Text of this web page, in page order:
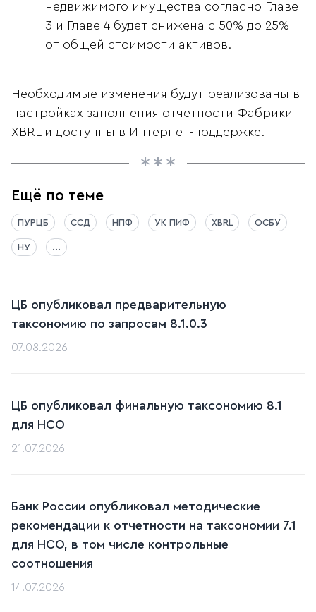
недвижимого имущества согласно Главе
3 и Главе 4 будет снижена с 50% до 25%
от общей стоимости активов.
Необходимые изменения будут реализованы в
настройках заполнения отчетности Фабрики
XBRL и доступны в Интернет-поддержке.
Ещё по теме
ПУРЦБ ССД НПФ УК ПИФ XBRL ОСБУ
НУ ...
ЦБ опубликовал предварительную
таксономию по запросам 8.1.0.3
07.08.2026
ЦБ опубликовал финальную таксономию 8.1
для НСО
21.07.2026
Банк России опубликовал методические
рекомендации к отчетности на таксономии 7.1
для НСО, в том числе контрольные
соотношения
14.07.2026